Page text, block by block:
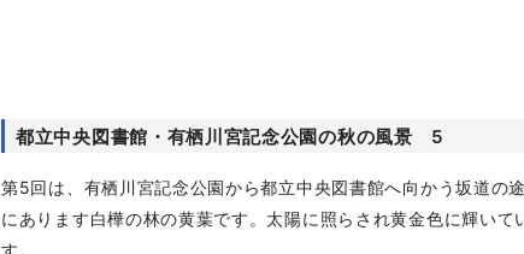
都立中央図書館・有栖川宮記念公園の秋の風景 5
第5回は、有栖川宮記念公園から都立中央図書館へ向かう坂道の
にあります白樺の林の黄葉です。太陽に照らされ黄金色に輝いて
す。